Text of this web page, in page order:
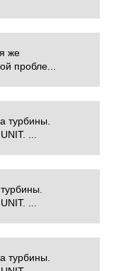
же
пробле...
турбины.
...
...
турбины.